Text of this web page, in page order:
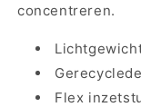
concentreren.
Flex